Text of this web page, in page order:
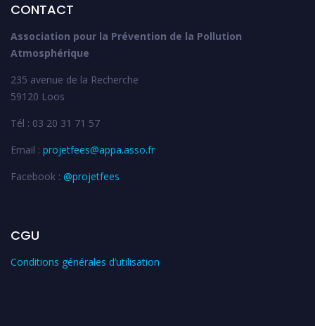
CONTACT
Association pour la Prévention de la Pollution
Atmosphérique
235 avenue de la Recherche
59120 Loos
Tél : 03 20 31 71 57
Email : projetfees@appa.asso.fr
Facebook : @projetfees
CGU
Conditions générales d’utilisation